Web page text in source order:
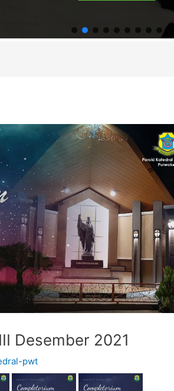
Desember 2021
pwt